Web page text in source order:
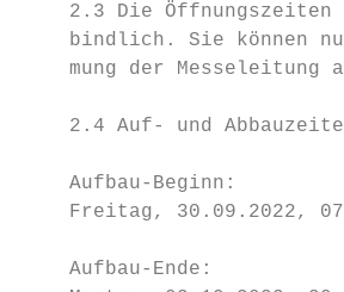
2.3 Die Öffnungszeiten
bindlich. Sie können
mung der Messeleitung
2.4 Auf- und
Aufbau-Beginn:
Freitag, 30.09.2022,
Aufbau-Ende: